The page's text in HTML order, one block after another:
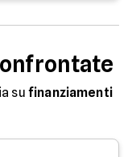
su finanziamenti